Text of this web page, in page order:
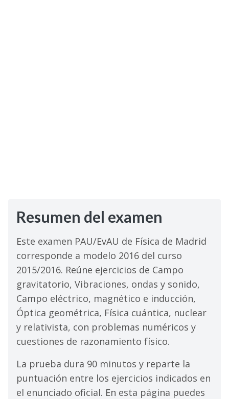
Resumen del examen
Este examen PAU/EvAU de Física de Madrid
corresponde a modelo 2016 del curso
2015/2016. Reúne ejercicios de Campo
gravitatorio, Vibraciones, ondas y sonido,
Campo eléctrico, magnético e inducción,
Óptica geométrica, Física cuántica, nuclear
y relativista, con problemas numéricos y
cuestiones de razonamiento físico.
La prueba dura 90 minutos y reparte la
puntuación entre los ejercicios indicados en
el enunciado oficial. En esta página puedes